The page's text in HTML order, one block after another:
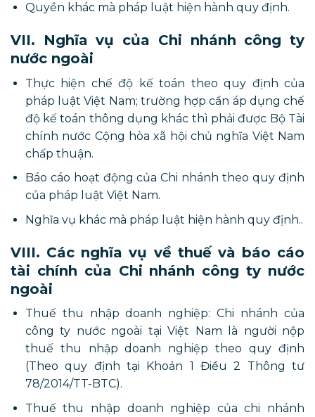
Quyền khác mà pháp luật hiện hành quy định.
VII. Nghĩa vụ của Chi nhánh công ty
nước ngoài
Thực hiện chế độ kế toán theo quy định của
pháp luật Việt Nam; trường hợp cần áp dụng chế
độ kế toán thông dụng khác thì phải được Bộ Tài
chính nước Cộng hòa xã hội chủ nghĩa Việt Nam
chấp thuận.
Báo cáo hoạt động của Chi nhánh theo quy định
của pháp luật Việt Nam.
Nghĩa vụ khác mà pháp luật hiện hành quy định..
VIII. Các nghĩa vụ về thuế và báo cáo
tài chính của Chi nhánh công ty nước
ngoài
Thuế thu nhập doanh nghiệp: Chi nhánh của
công ty nước ngoài tại Việt Nam là người nộp
thuế thu nhập doanh nghiệp theo quy định
(Theo quy định tại Khoản 1 Điều 2 Thông tư
78/2014/TT-BTC).
Thuế thu nhập doanh nghiệp của chi nhánh